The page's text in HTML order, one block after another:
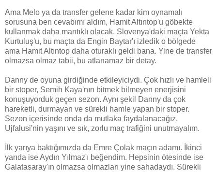
Ama Melo ya da transfer gelene kadar kim oynamalı
sorusuna ben cevabımı aldım, Hamit Altıntop'u göbekte
kullanmak daha mantıklı olacak. Slovenya'daki maçta Yekta
Kurtuluş'u, bu maçta da Engin Baytar'ı izledik o bölgede
ama Hamit Altıntop daha oturaklı geldi bana. Yine de transfer
olmazsa olmaz tabii, bu atlanamaz bir detay.
Danny de oyuna girdiğinde etkileyiciydi. Çok hızlı ve hamleli
bir stoper, Semih Kaya'nın bitmek bilmeyen enerjisini
konuşuyorduk geçen sezon. Aynı şekil Danny da çok
hareketli, durmayan ve sürekli hamle yapan bir stoper.
Sezon içerisinde onda da mutlaka faydalanacağız,
Ujfalusi'nin yaşını ve sık, zorlu maç trafiğini unutmayalım.
İlk yarıya baktığımızda da Emre Çolak maçın adamı. İkinci
yarıda ise Aydın Yılmaz'ı beğendim. Hepsinin ötesinde ise
Galatasaray'ın olmazsa olmazları yine sahadaydı. Sürekli